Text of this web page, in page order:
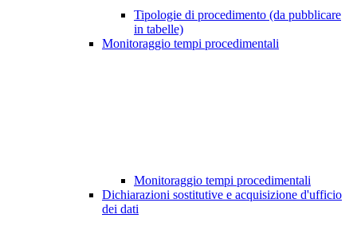
Tipologie di procedimento (da pubblicare
in tabelle)
Monitoraggio tempi procedimentali
Monitoraggio tempi procedimentali
Dichiarazioni sostitutive e acquisizione d'ufficio
dei dati